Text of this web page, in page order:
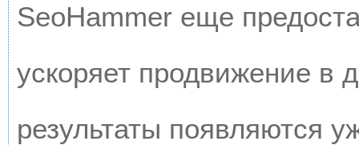
SeoHammer еще
ускоряет продвижение в
результаты появляются